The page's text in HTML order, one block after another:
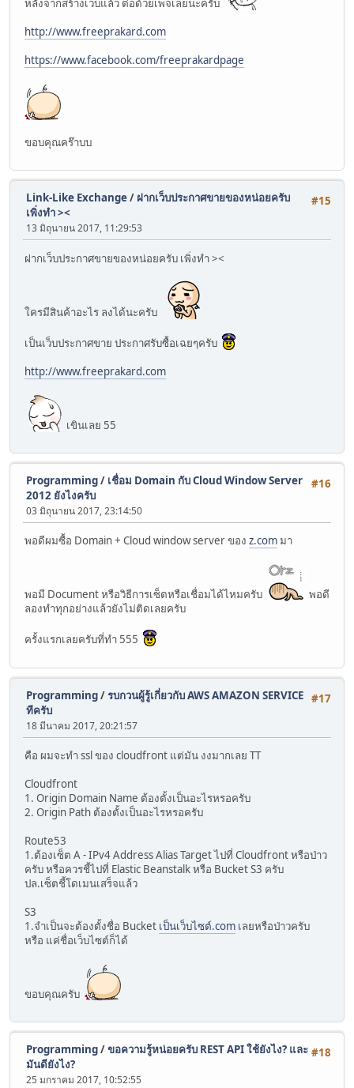
หลังจากสร้างเว็บแล้ว ต่อด้วยเพจเลยนะครับ
http://www.freeprakard.com
https://www.facebook.com/freeprakardpage
ขอบคุณคร๊าบบ
#15
Link-Like Exchange/ ฝากเว็บประกาศขายของหน่อยครับ
เพิ่งทำ ><
13 มิถุนายน 2017, 11:29:53
ฝากเว็บประกาศขายของหน่อยครับ เพิ่งทำ ><
ใครมีสินค้าอะไร ลงได้นะครับ
เป็นเว็บประกาศขาย ประกาศรับซื้อเฉยๆครับ
http://www.freeprakard.com
เขินเลย 55
#16
Programming/ เชื่อม Domain กับ Cloud Window Server
2012 ยังไงครับ
03 มิถุนายน 2017, 23:14:50
พอดีผมซื้อ Domain + Cloud window server ของ z.comมา
พอมี Document หรือวิธีการเซ็ตหรือเชื่อมได้ไหมครับ
พอดี
ลองทำทุกอย่างแล้วยังไม่ติดเลยครับ
ครั้งแรกเลยครับที่ทำ 555
#17
Programming/รบกวนผู้รู้เกี่ยวกับ AWS AMAZON SERVICE
ทีครับ
18 มีนาคม 2017, 20:21:57
คือ ผมจะทำ ssl ของ cloudfront แต่มัน งงมากเลย TT
Cloudfront
1. Origin Domain Name ต้องตั้งเป็นอะไรหรอครับ
2. Origin Path ต้องตั้งเป็นอะไรหรอครับ
Route53
1.ต้องเซ็ต A - IPv4 Address Alias Target ไปที่ Cloudfront หรือป่าว
ครับ หรือควรชี้ไปที่ Elastic Beanstalk หรือ Bucket S3 ครับ
ปล.เซ็ตชี้โดเมนเสร็จแล้ว
S3
1.จำเป็นจะต้องตั้งชื่อ Bucket เป็นเว็บไซต์.com เลยหรือป่าวครับ
หรือ แค่ชื่อเว็บไซต์ก็ได้
ขอบคุณครับ
#18
Programming/ขอความรู้หน่อยครับ REST API ใช้ยังไง? และ
มันดียังไง?
25 มกราคม 2017, 10:52:55